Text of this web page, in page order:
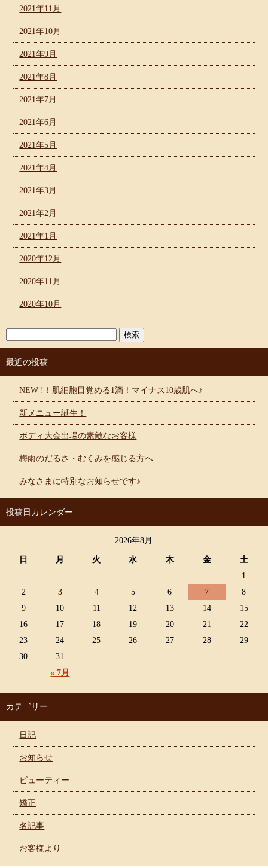
2021年11月
2021年10月
2021年9月
2021年8月
2021年7月
2021年6月
2021年5月
2021年4月
2021年3月
2021年2月
2021年1月
2020年12月
2020年11月
2020年10月
最近の投稿
NEW !！肌細胞目覚める1滴！マイナス10歳肌へ♪
新メニュー誕生！
ボディ大会出場の素敵なお客様
梅雨のだるさ・むくみを感じる方へ
みなさまに特別なお知らせです♪
投稿日カレンダー
2026年8月
日 月 火 水 木 金 土
« 7月
1
2
3 4 5 6 7
8
9
10 11 12 13 14
15
16
17 18 19 20 21
22
23
24 25 26 27 28
29
30
31
カテゴリー
日記
お知らせ
ビューティー
矯正
名記事
お客様より